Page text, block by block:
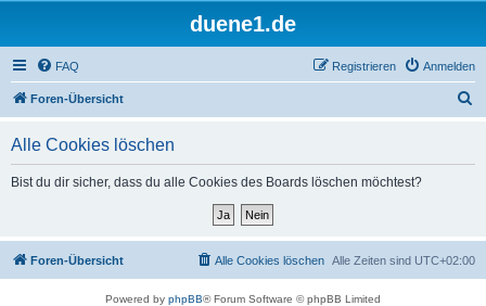
duene1.de
FAQ Anmelden
Registrieren
Foren-Übersicht
Alle Cookies löschen
Bist du dir sicher, dass du alle Cookies des Boards löschen möchtest?
Foren-Übersicht Alle Zeiten sind UTC+02:00
Alle Cookies löschen
Powered by phpBB® Forum Software © phpBB Limited